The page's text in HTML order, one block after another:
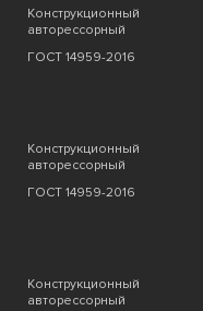
Конструкционный
авторессорный
ГОСТ 14959-2016
Конструкционный
авторессорный
ГОСТ 14959-2016
Конструкционный
авторессорный